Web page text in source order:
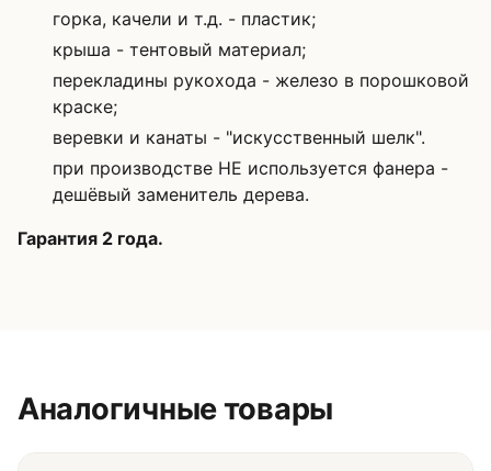
горка, качели и т.д. - пластик;
крыша - тентовый материал;
перекладины рукохода - железо в порошковой
краске;
веревки и канаты - "искусственный шелк".
при производстве НЕ используется фанера -
дешёвый заменитель дерева.
Гарантия 2 года.
Аналогичные товары